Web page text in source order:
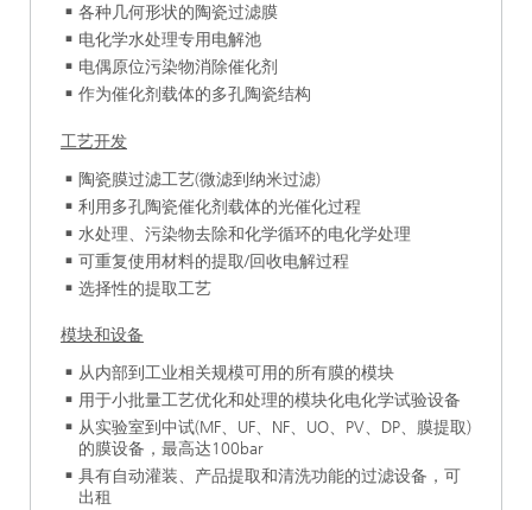
各种几何形状的陶瓷过滤膜
电化学水处理专用电解池
电偶原位污染物消除催化剂
作为催化剂载体的多孔陶瓷结构
工艺开发
陶瓷膜过滤工艺(微滤到纳米过滤)
利用多孔陶瓷催化剂载体的光催化过程
水处理、污染物去除和化学循环的电化学处理
可重复使用材料的提取/回收电解过程
选择性的提取工艺
模块和设备
从内部到工业相关规模可用的所有膜的模块
用于小批量工艺优化和处理的模块化电化学试验设备
从实验室到中试(MF、UF、NF、UO、PV、DP、膜提取)
的膜设备，最高达100bar
具有自动灌装、产品提取和清洗功能的过滤设备，可
出租